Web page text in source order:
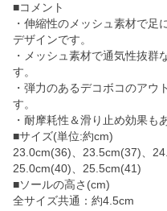
■コメント
・伸縮性のメッシュ素材で足
デザインです。
・メッシュ素材で通気性抜群
す。
・弾力のあるデコボコのアウ
す。
・耐摩耗性＆滑り止め効果も
■サイズ(単位:約cm)
23.0cm(36)、23.5cm(37)、
25.0cm(40)、25.5cm(41)
■ソールの高さ(cm)
全サイズ共通：約4.5cm